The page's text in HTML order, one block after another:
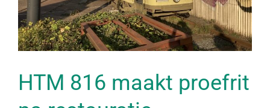
HTM 816 maakt proefrit